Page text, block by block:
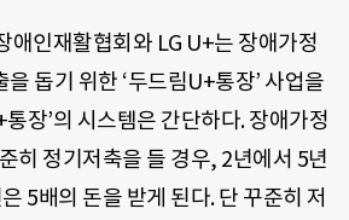
애인재활협회와 LG U+는 장애가정
돕기 위한 ‘두드림U+통장’ 사업을
장’의 시스템은 간단하다. 장애가정
히 정기저축을 들 경우, 2년에서 5년
5배의 돈을 받게 된다. 단 꾸준히 저